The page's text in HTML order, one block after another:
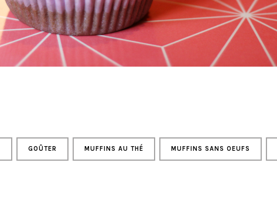
GOÛTER MUFFINS AU THÉ MUFFINS SANS OEUFS